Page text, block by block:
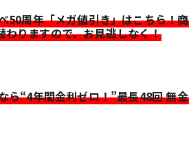
50周年「メガ値引き」はこちら！
わりますので、お見逃しなく！
ら“4年間金利ゼロ！”最長48回 無